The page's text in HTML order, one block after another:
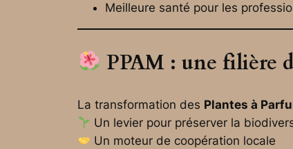
Meilleure santé pour les
PPAM : une filière
La transformation des Plantes à
Un levier pour préserver la
Un moteur de coopération locale